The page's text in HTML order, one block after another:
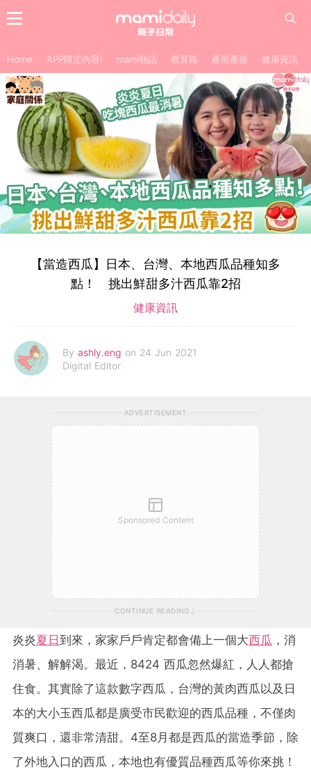
Home APP限定內容! mami熱話 教育路 產前產後 健康資訊
【當造西瓜】日本、台灣、本地西瓜品種知多
點！ 挑出鮮甜多汁西瓜靠2招
健康資訊
By ashly.eng on 24 Jun 2021
Digital Editor
ADVERTISEMENT
Sponsored Content
CONTINUE READING
炎炎夏日到來，家家戶戶肯定都會備上一個大西瓜 ，消
消暑、解解渴。最近，8424 西瓜忽然爆紅，人人都搶
住食。其實除了這款數字西瓜，台灣的黃肉西瓜以及日
本的大小玉西瓜都是廣受市民歡迎的西瓜品種，不僅肉
質爽口，還非常清甜。4至8月都是西瓜的當造季節，除
了外地入口的西瓜，本地也有優質品種西瓜等你來挑！